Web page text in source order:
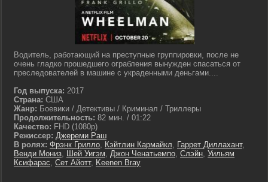
Водитель, работающий на преступные группировки, после не
очень гладко прошедшего ограбления вынужден спасаться от
преследователей в машине с украденными деньгами....
Год выпуска: 2017
Страна: США
Жанр: Боевики / Детективы / Криминал / Триллеры
Продолжительность: 82 мин. / 01:22
Качество: FHD (1080p)
Режиссер: Джереми Раш
В ролях: Фрэнк Грилло, Кэйтлин Кармайкл, Гаррет Диллахант,
Венди Мониз, Шей Уигэм, Джон Ченатьемпо, Слэйн, Уильям
Ксифарас, Сет Айотт, Keenen Bray